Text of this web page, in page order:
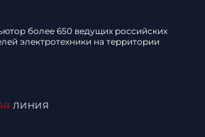
более 650 ведущих российских
электротехники на территории
ЛИНИЯ